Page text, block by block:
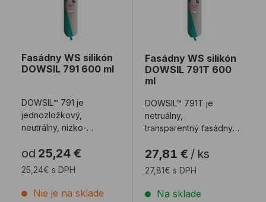
Fasádny WS silikón
DOWSIL 791 600 ml
DOWSIL™ 791 je
jednozložkový,
neutrálny, nízko-
obzvlášť vhodný na
zasklieva ...
od 25,24 €
25,24€ s DPH
Nie je na sklade
Fasádny WS silikón
DOWSIL 791T 600
ml
DOWSIL™ 791T je
netruálny,
transparentný fasádny
poveternostným
vplyvom. Je špecificky
fo ...
27,81 € / ks
27,81€ s DPH
Na sklade